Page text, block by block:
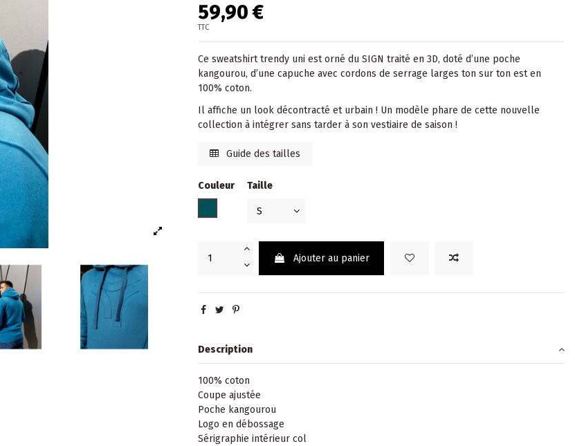
59,90 €
TTC
Ce sweatshirt trendy uni est orné du SIGN traité en 3D, doté d’une poche
kangourou, d’une capuche avec cordons de serrage larges ton sur ton est en
100% coton.
Il affiche un look décontracté et urbain ! Un modèle phare de cette nouvelle
collection à intégrer sans tarder à son vestiaire de saison !
Guide des tailles
Couleur
BLEU PETROLE
Taille
Ajouter au panier
Description
100% coton
Coupe ajustée
Poche kangourou
Logo en débossage
Sérigraphie intérieur col